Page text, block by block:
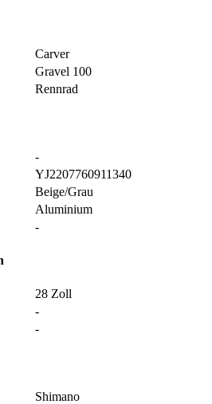
Carver
Gravel 100
Rennrad
-
YJ2207760911340
Beige/Grau
Aluminium
-
28 Zoll
-
-
Shimano